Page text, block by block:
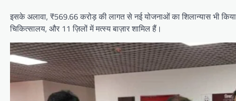
इसके अलावा, ₹569.66 करोड़ की लागत से नई योजनाओं का शिलान्यास भी
चिकित्सालय, और 11 ज़िलों में मत्स्य बाज़ार शामिल हैं।